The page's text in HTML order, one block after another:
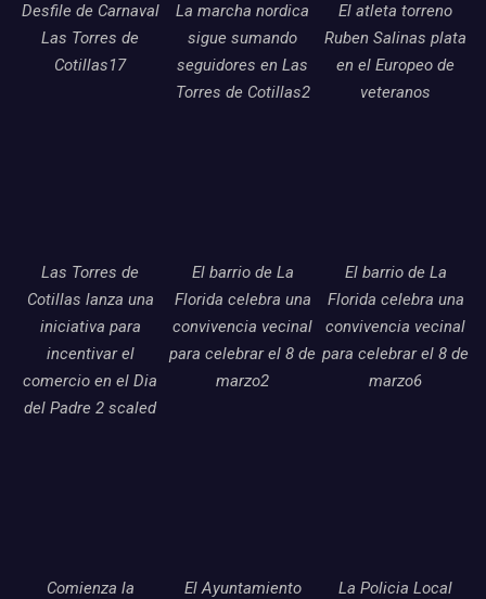
Desfile de Carnaval
Las Torres de
Cotillas17
La marcha nordica
sigue sumando
seguidores en Las
Torres de Cotillas2
El atleta torreno
Ruben Salinas plata
en el Europeo de
veteranos
Las Torres de
Cotillas lanza una
iniciativa para
incentivar el
comercio en el Dia
del Padre 2 scaled
El barrio de La
Florida celebra una
convivencia vecinal
para celebrar el 8 de
marzo2
El barrio de La
Florida celebra una
convivencia vecinal
para celebrar el 8 de
marzo6
Comienza la
El Ayuntamiento
La Policia Local